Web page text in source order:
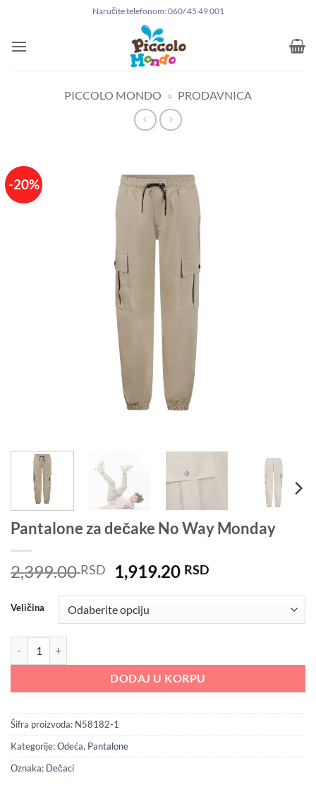
sadržaj
Naručite telefonom: 060/ 45 49 001
PICCOLO MONDO » PRODAVNICA
-20%
Pantalone za dečake No Way Monday
2,399.00RSD
Originalna
cena
je
bila:
1,919.20 RSDTrenutna
1,919.20 RSD.
Veličina
DODAJ U KORPU
Šifra proizvoda: N58182-1
Kategorije:Odeća, Pantalone
Oznaka: Dečaci